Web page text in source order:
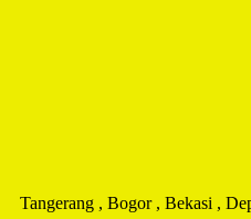
Tangerang , Bogor , Bekasi ,